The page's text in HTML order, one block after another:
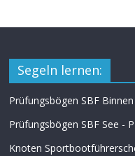
Segeln lernen:
Prüfungsbögen SBF
Prüfungsbögen SBF See -
Knoten